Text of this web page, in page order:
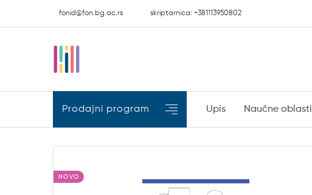
fonid@fon.bg.ac.rs skriptarnica: +381113950802
Prodajni program Upis Naučne oblasti
NOVO